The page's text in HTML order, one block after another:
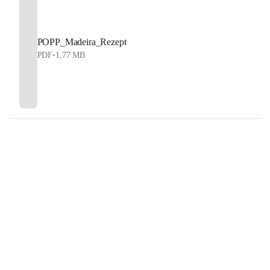
POPP_Madeira_Rezept
PDF•1,77 MB